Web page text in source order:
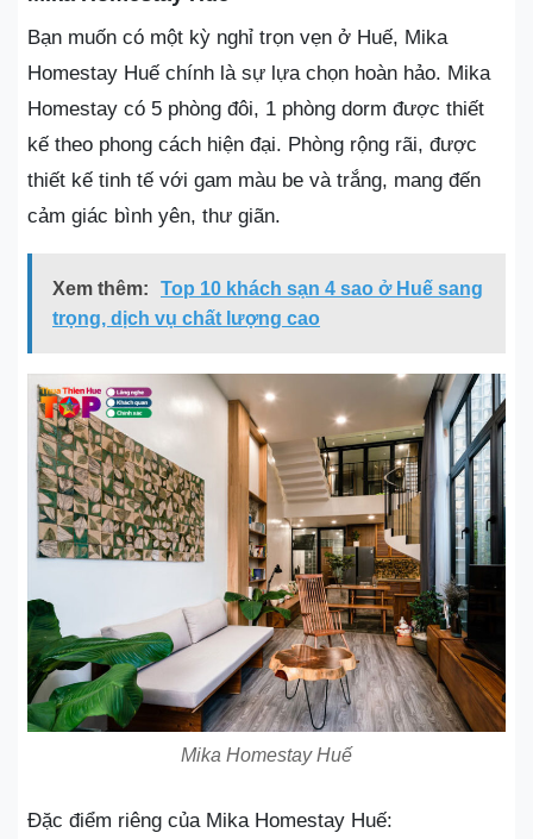
Bạn muốn có một kỳ nghỉ trọn vẹn ở Huế, Mika
Homestay Huế chính là sự lựa chọn hoàn hảo. Mika
Homestay có 5 phòng đôi, 1 phòng dorm được thiết
kế theo phong cách hiện đại. Phòng rộng rãi, được
thiết kế tinh tế với gam màu be và trắng, mang đến
cảm giác bình yên, thư giãn.
Xem thêm:
Top 10 khách sạn 4 sao ở Huế sang
trọng, dịch vụ chất lượng cao
Mika Homestay Huế
Đặc điểm riêng của Mika Homestay Huế: